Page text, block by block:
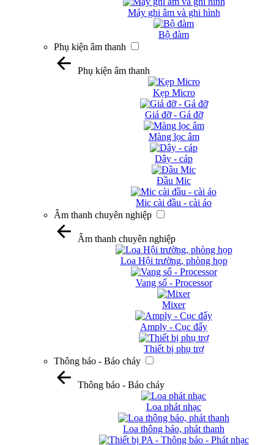
Máy ghi âm và ghi hình
Bộ đàm
Phụ kiện âm thanh
Phụ kiện âm thanh
Kẹp Micro
Giá đỡ - Gá đỡ
Màng lọc âm
Dây - cáp
Đầu Mic
Mic cài đầu - cài áo
Âm thanh chuyên nghiệp
Âm thanh chuyên nghiệp
Loa Hội trường, phòng họp
Vang số - Processor
Mixer
Amply - Cục đẩy
Thiết bị phụ trợ
Thông báo - Báo cháy
Thông báo - Báo cháy
Loa phát nhạc
Loa thông báo, phát thanh